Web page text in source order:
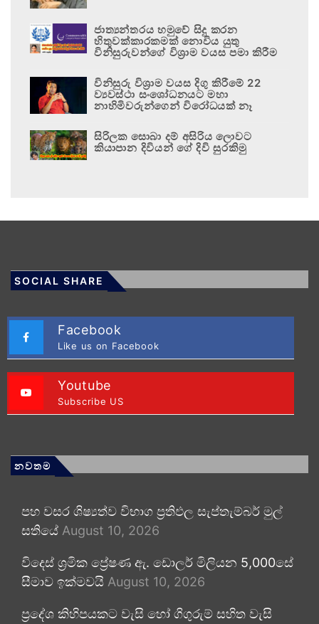
ජාත්‍යන්තරය හමුවේ සිදු කරන
හිතුවක්කාරකමක් නොවිය යුතු
විනිසුරුවන්ගේ විශ්‍රාම වයස පමා කිරීම
විනිසුරු විශ්‍රාම වයස දිගු කිරීමේ 22
ව්‍යවස්ථා සංශෝධනයට මහා
නාහිමිවරුන්ගෙන් විරෝධයක් නෑ
සිරිලක සොබා දම් අසිරිය ලොවට
කියාපාන දිවියන් ගේ දිවි සුරකිමු
SOCIAL SHARE
Facebook
Like us on Facebook
Youtube
Subscribe US
නවතම
පහ වසර ශිෂ්‍යත්ව විභාග ප්‍රතිඵල සැප්තැම්බර් මුල්
සතියේ August 10, 2026
විදෙස් ශ්‍රමික ප්‍රේෂණ ඇ. ඩොලර් මිලියන 5,000සේ
සීමාව ඉක්මවයි August 10, 2026
ප්‍රදේශ කිහිපයකට වැසි හෝ ගිගුරුම් සහිත වැසි